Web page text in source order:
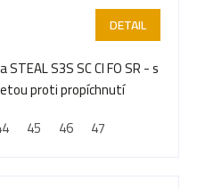
DETAIL
S3S SC CI FO SR - s
proti propíchnutí
45 46 47